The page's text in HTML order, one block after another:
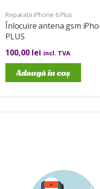
Reparații iPhone 6 Plus
Înlocuire antena gsm
PLUS
100,00 lei incl. TVA
Adaugă în coș